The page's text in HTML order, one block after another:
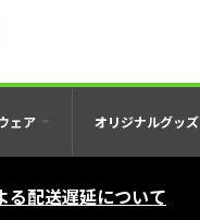
ェア オリジナルグッズ
る配送遅延について